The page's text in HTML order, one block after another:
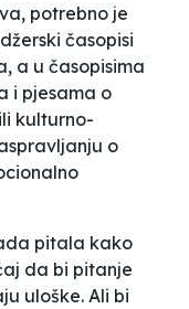
potrebno je
časopisi
a u časopisima
i pjesama o
kulturno-
o
pitala kako
da bi pitanje
uloške. Ali bi